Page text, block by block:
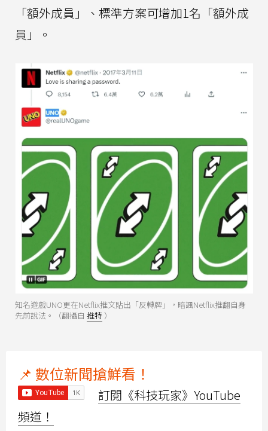
「額外成員」、標準方案可增加1名「額外成
員」。
知名遊戲UNO更在Netflix推文貼出「反轉牌」，暗諷Netflix推翻自身
先前說法。（翻攝自 推特 ）
📌 數位新聞搶鮮看！
訂閱《科技玩家》YouTube
頻道！